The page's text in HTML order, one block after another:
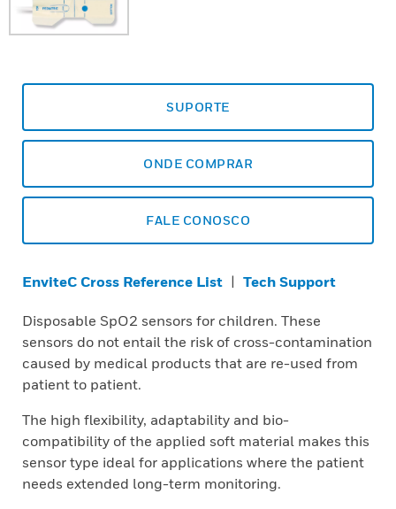
SUPORTE
ONDE COMPRAR
FALE CONOSCO
EnviteC Cross Reference List | Tech Support
Disposable SpO2 sensors for children. These
sensors do not entail the risk of cross-contamination
caused by medical products that are re-used from
patient to patient.
The high flexibility, adaptability and bio-
compatibility of the applied soft material makes this
sensor type ideal for applications where the patient
needs extended long-term monitoring.